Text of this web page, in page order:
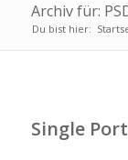
Archiv für:
Du bist hier:
Single